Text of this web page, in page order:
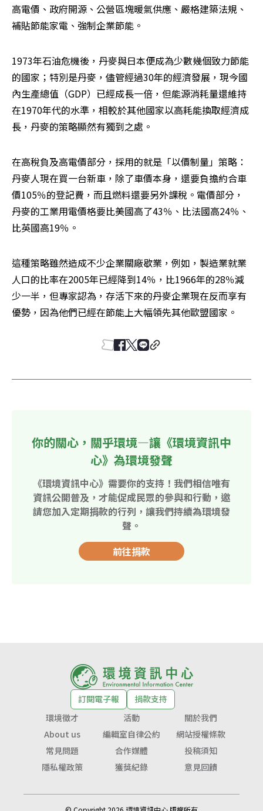
高電價、政府開源、公營區塊暖氣供應、嚴格建築法規、
補貼節能家電、強制企業節能。
1973年石油危機後，丹麥與日本便成為少數幾個致力節能
的國家；特別是丹麥，儘管經過30年的經濟發展，現今國
內生產總值（GDP）已經成長一倍，但能源消耗量還維持
在1970年代的水準，相較於其他國家以高耗能換取經濟成
長，丹麥的策略顯然有獨到之處。
在高稅負及高電價部分，採用的就是「以價制量」策略：
丹麥人現在買一台新車，除了車價本身，還要負擔約合車
價105％的登記費，而且燃料還要另外課稅。電價部分，
丹麥的工業用電價格要比美國高了43％、比法國高24％、
比英國高19％。
這種策略雖然造成不少企業關廠歇業，例如，製造業就業
人口的比率在2005年已經降到14％，比1966年的28％減
少一半，但專家認為，存活下來的丹麥企業現在反而享有
優勢，因為他們已經在節能上大幅領先其他歐盟國家。
你的關心，關乎環境—讓《環境資訊中
心》為環境發聲
《環境資訊中心》需要你的支持！我們相信唯有
資訊公開普及，才能促成民眾的參與和行動，邀
請您加入定期捐款的行列，讓我們持續為環境發
聲。
前往捐款
訂閱電子報
捐款支持
環境徵才
活動
關於我們
About us
編輯室自律公約
網站授權條款
常見問題
合作媒體
投稿須知
隱私權政策
獲獎紀錄 意見回饋